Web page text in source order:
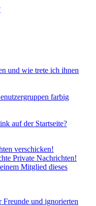
und wie trete ich ihnen
farbig
auf der Startseite?
verschicken!
Private Nachrichten!
Mitglied dieses
und ignorierten